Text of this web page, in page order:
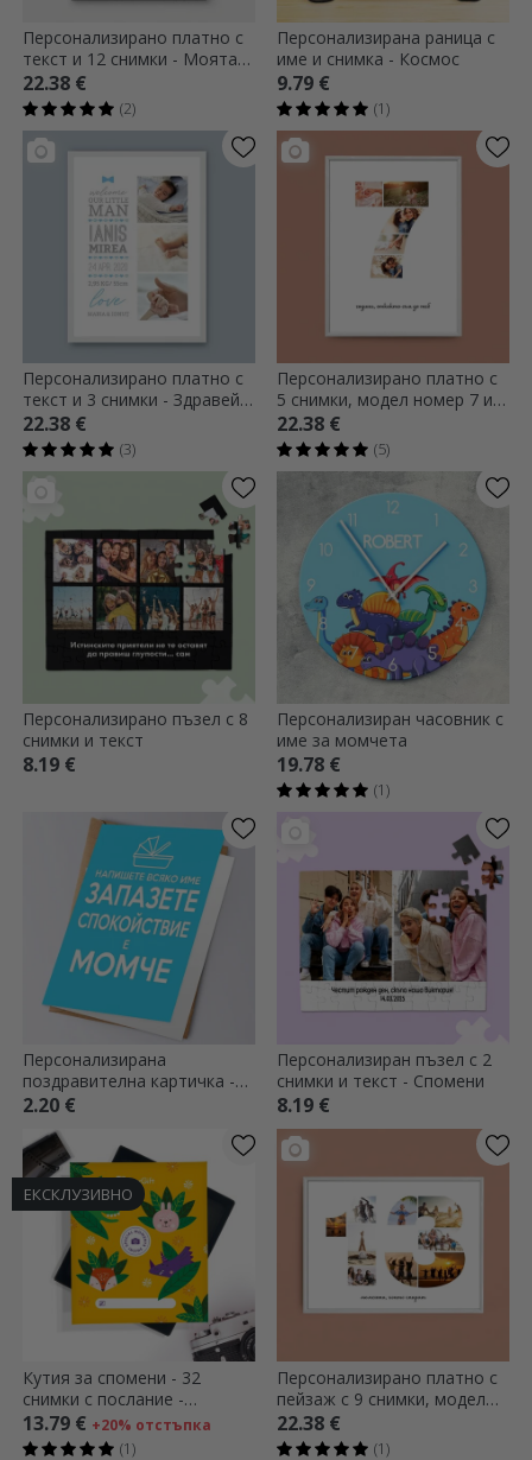
Персонализирано платно с
текст и 12 снимки - Моята
първа година
22.38 €
(2)
Персонализирана раница с
име и снимка - Космос
9.79 €
(1)
Персонализирано платно с
текст и 3 снимки - Здравей,
бебе (момче)
22.38 €
(3)
Персонализирано платно с
5 снимки, модел номер 7 и
текстово съобщение
22.38 €
(5)
Персонализирано пъзел с 8
снимки и текст
8.19 €
Персонализиран часовник с
име за момчета
19.78 €
(1)
Персонализирана
поздравителна картичка -
KEEP CALM IT'S A BOY
2.20 €
Персонализиран пъзел с 2
снимки и текст - Спомени
8.19 €
ЕКСКЛУЗИВНО
Кутия за спомени - 32
снимки с послание -
премиум модел Деца
13.79 € +20% отстъпка
(1)
Персонализирано платно с
пейзаж с 9 снимки, модел
номер 13 и текстово
съобщение
22.38 €
(1)